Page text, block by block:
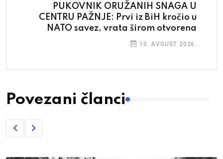
PUKOVNIK ORUŽANIH SNAGA U
CENTRU PAŽNJE: Prvi iz BiH kročio u
NATO savez, vrata širom otvorena
10. AVGUST 2026.
Povezani članci